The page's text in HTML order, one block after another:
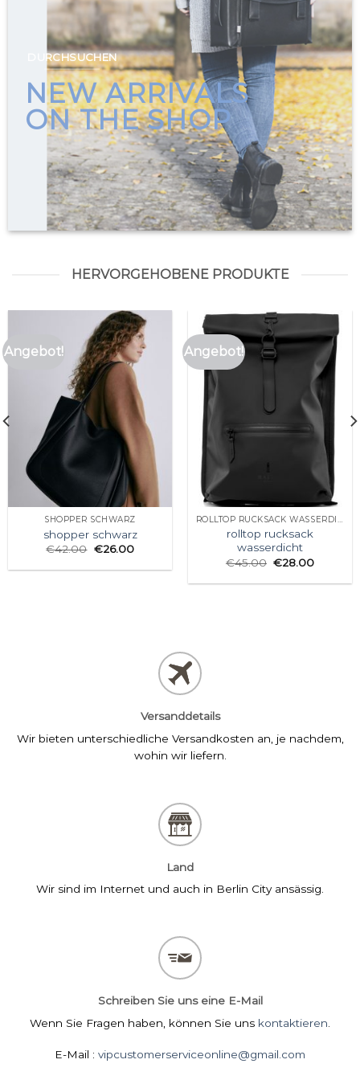
DURCHSUCHEN
NEW ARRIVALS
ON THE SHOP
HERVORGEHOBENE PRODUKTE
Angebot!
SHOPPER SCHWARZ
shopper schwarz
€42.00 €26.00
Angebot!
ROLLTOP RUCKSACK WASSERDICHT
rolltop rucksack
wasserdicht
€45.00 €28.00
Versanddetails
Wir bieten unterschiedliche Versandkosten an, je nachdem,
wohin wir liefern.
Land
Wir sind im Internet und auch in Berlin City ansässig.
Schreiben Sie uns eine E-Mail
Wenn Sie Fragen haben, können Sie uns kontaktieren
E-Mail : vipcustomerserviceonline@gmail.com